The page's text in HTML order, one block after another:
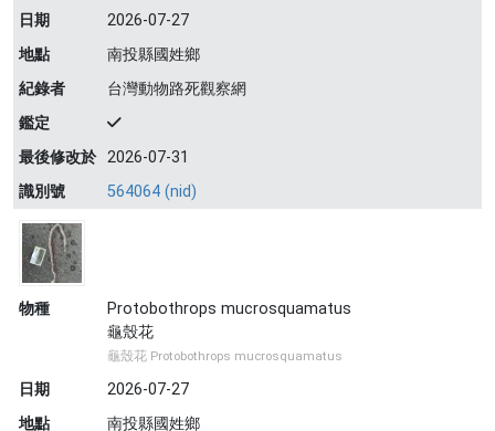
日期
2026-07-27
地點
南投縣國姓鄉
紀錄者
台灣動物路死觀察網
鑑定
最後修改於 2026-07-31
識別號
564064 (nid)
物種
Protobothrops mucrosquamatus
龜殼花
龜殼花 Protobothrops mucrosquamatus
日期
2026-07-27
地點
南投縣國姓鄉